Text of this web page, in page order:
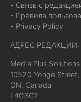
- Связь с
- Правила
- Privacy Policy
АДРЕС РЕДАКЦИИ:
Media Plus
10520 Yonge
ON, Canada
L4C3C7